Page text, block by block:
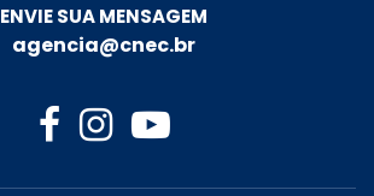
ENVIE SUA MENSAGEM
agencia@cnec.br